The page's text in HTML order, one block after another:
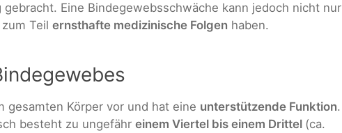
gebracht. Eine Bindegewebsschwäche kann jedoch nicht nur
Teil ernsthafte medizinische Folgen haben.
gesamten Körper vor und hat eine unterstützende Funktion.
besteht zu ungefähr einem Viertel bis einem Drittel (ca.